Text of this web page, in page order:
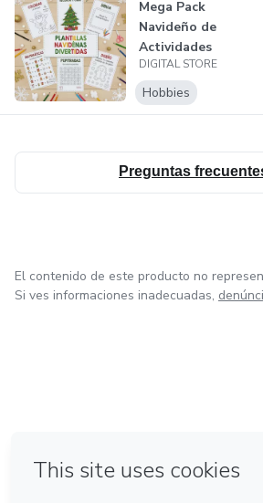
Mega Pack
Navideño de
Actividades
Imprimibles para
Kids
DIGITAL STORE
Hobbies
Preguntas
El contenido de este producto no
Si ves informaciones inadecuadas,
Hecho con❤ en Ciudad de México